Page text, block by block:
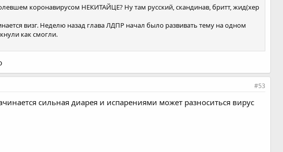
коронавирусом НЕКИТАЙЦЕ? Ну там русский, скандинав, бритт, жид(хер
визг. Неделю назад глава ЛДПР начал было развивать тему на одном
как смогли.
#53
сильная диарея и испарениями может разноситься вирус